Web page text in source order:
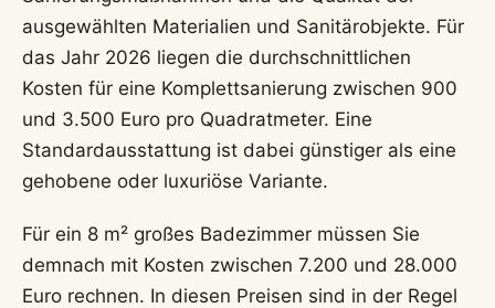
ausgewählten Materialien und Sanitärobjekte. Für
das Jahr 2026 liegen die durchschnittlichen
Kosten für eine Komplettsanierung zwischen 900
und 3.500 Euro pro Quadratmeter. Eine
Standardausstattung ist dabei günstiger als eine
gehobene oder luxuriöse Variante.
Für ein 8 m² großes Badezimmer müssen Sie
demnach mit Kosten zwischen 7.200 und 28.000
Euro rechnen. In diesen Preisen sind in der Regel